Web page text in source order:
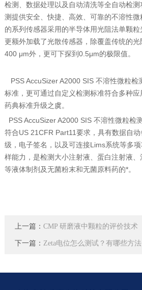
检测、数据处理以及自动清洗等全自动检
测提供安全、快捷、高效、可靠的不溶性
的系列传感器采用的半导体用光阻法单颗粒
更额外加载了光散传感器，除覆盖传统的
400 μm外，更可下探到0.5μm的极限值。
​PSS AccuSizer A2000 SIS 不溶性微粒检
标准，更可通过自定义检测标准符合多种
药典标准升级之虞。
​PSS AccuSizer A2000 SIS 不溶性微粒检
符合US 21CFR Part11要求，具有数据自
级，电子签名，以及可连接Lims系统等多
样能力，是检测大小注射液、蛋白注射液
等液体制剂及无菌粉末和无菌原料药的*。
上一篇： CMP 研磨液中颗粒的评价技术
下一篇： Zeta电位怎么测试？有哪些方法